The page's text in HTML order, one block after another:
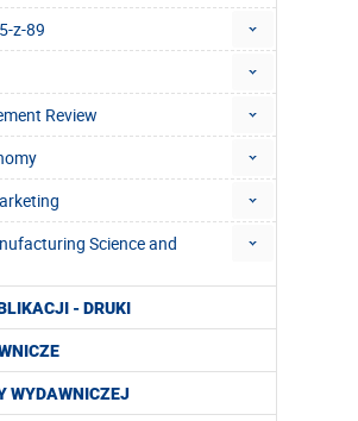
z-89
Review
Science and
- DRUKI
WYDAWNICZEJ